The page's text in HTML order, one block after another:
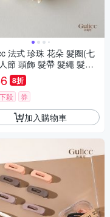
法式 珍珠 花朵 髮圈(七
節 頭飾 髮帶 髮繩 髮束
禮物 )
8折
殺 券
加入購物車